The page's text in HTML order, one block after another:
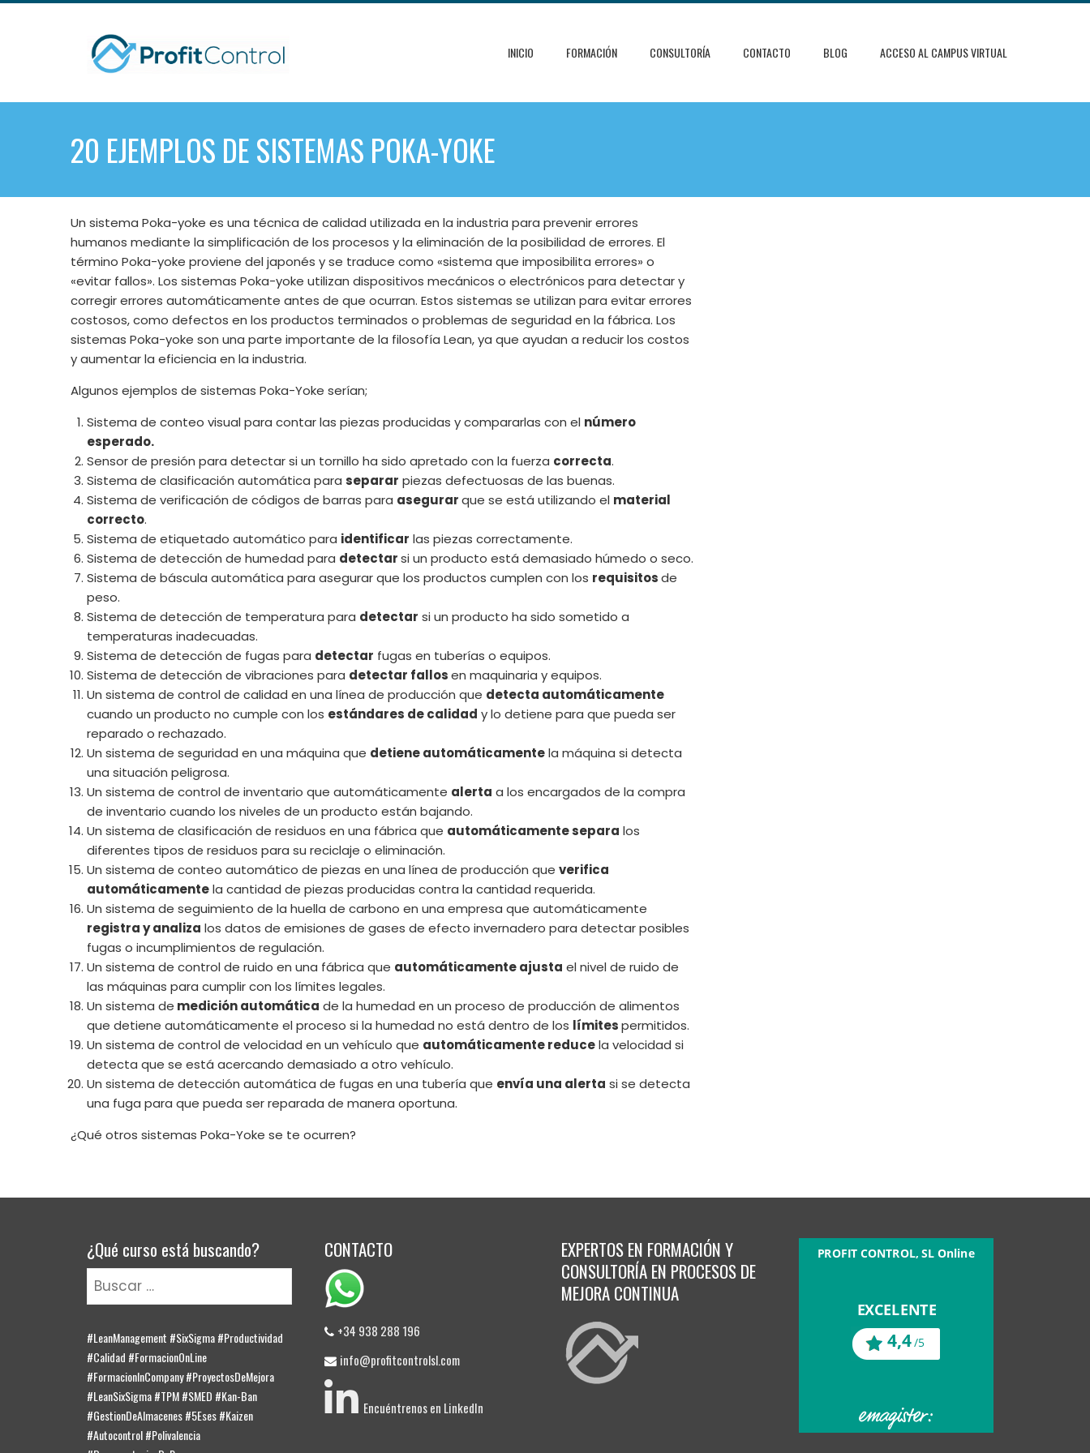
Skip
INICIO FORMACIÓN CONSULTORÍA CONTACTO BLOG ACCESO AL CAMPUS VIRTUAL
20 EJEMPLOS DE SISTEMAS POKA-YOKE
Un sistema Poka-yoke es una técnica de calidad utilizada en la industria para prevenir errores
humanos mediante la simplificación de los procesos y la eliminación de la posibilidad de errores. El
término Poka-yoke proviene del japonés y se traduce como «sistema que imposibilita errores» o
«evitar fallos». Los sistemas Poka-yoke utilizan dispositivos mecánicos o electrónicos para detectar y
corregir errores automáticamente antes de que ocurran. Estos sistemas se utilizan para evitar errores
costosos, como defectos en los productos terminados o problemas de seguridad en la fábrica. Los
sistemas Poka-yoke son una parte importante de la filosofía Lean, ya que ayudan a reducir los costos
y aumentar la eficiencia en la industria.
Algunos ejemplos de sistemas Poka-Yoke serían;
Sistema de conteo visual para contar las piezas producidas y compararlas con el número
esperado.
Sensor de presión para detectar si un tornillo ha sido apretado con la fuerza correcta.
Sistema de clasificación automática para separar piezas defectuosas de las buenas.
Sistema de verificación de códigos de barras para asegurarque se está utilizando el material
correcto.
Sistema de etiquetado automático para identificar las piezas correctamente.
Sistema de detección de humedad para detectarsi un producto está demasiado húmedo o seco.
Sistema de báscula automática para asegurar que los productos cumplen con los requisitosde
peso.
Sistema de detección de temperatura para detectar si un producto ha sido sometido a
temperaturas inadecuadas.
Sistema de detección de fugas para detectar fugas en tuberías o equipos.
Sistema de detección de vibraciones para detectar fallosen maquinaria y equipos.
Un sistema de control de calidad en una línea de producción que detecta automáticamente
cuando un producto no cumple con los estándares de calidad y lo detiene para que pueda ser
reparado o rechazado.
Un sistema de seguridad en una máquina que detiene automáticamentela máquina si detecta
una situación peligrosa.
Un sistema de control de inventario que automáticamente alerta a los encargados de la compra
de inventario cuando los niveles de un producto están bajando.
Un sistema de clasificación de residuos en una fábrica que automáticamente separa los
diferentes tipos de residuos para su reciclaje o eliminación.
Un sistema de conteo automático de piezas en una línea de producción que verifica
automáticamentela cantidad de piezas producidas contra la cantidad requerida.
Un sistema de seguimiento de la huella de carbono en una empresa que automáticamente
registra y analiza los datos de emisiones de gases de efecto invernadero para detectar posibles
fugas o incumplimientos de regulación.
Un sistema de control de ruido en una fábrica que automáticamente ajusta el nivel de ruido de
las máquinas para cumplir con los límites legales.
Un sistema de medición automática de la humedad en un proceso de producción de alimentos
que detiene automáticamente el proceso si la humedad no está dentro de los límitespermitidos.
Un sistema de control de velocidad en un vehículo que automáticamente reducela velocidad si
detecta que se está acercando demasiado a otro vehículo.
Un sistema de detección automática de fugas en una tubería que envía una alerta si se detecta
una fuga para que pueda ser reparada de manera oportuna.
¿Qué otros sistemas Poka-Yoke se te ocurren?
¿Qué curso está buscando?
Buscar:
#LeanManagement #SixSigma #Productividad
#Calidad #FormacionOnLine
#FormacionInCompany #ProyectosDeMejora
#LeanSixSigma #TPM #SMED #Kan-Ban
#GestionDeAlmacenes #5Eses #Kaizen
#Autocontrol #Polivalencia
CONTACTO
+34 938 288 196
info@profitcontrolsl.com
Encuéntrenos en LinkedIn
EXPERTOS EN FORMACIÓN Y
CONSULTORÍA EN PROCESOS DE
MEJORA CONTINUA